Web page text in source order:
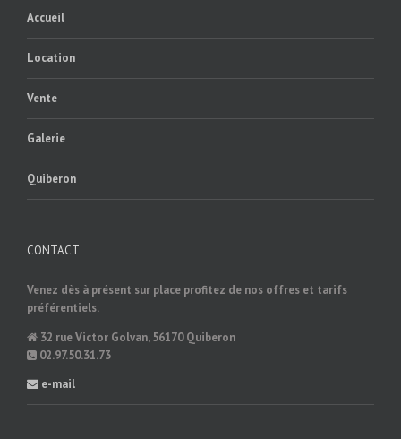
Accueil
Location
Vente
Galerie
Quiberon
CONTACT
Venez dès à présent sur place profitez de nos offres et tarifs
préférentiels.
32 rue Victor Golvan, 56170 Quiberon
02.97.50.31.73
e-mail